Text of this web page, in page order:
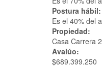
Postura hábil:
Es el 40% del
Propiedad:
Casa Carrera
Avalúo:
$689.399.250